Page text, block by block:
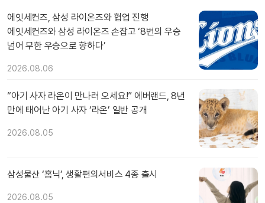
에잇세컨즈, 삼성 라이온즈와 협업 진행
에잇세컨즈와 삼성 라이온즈 손잡고 ‘8번의 우승
넘어 무한 우승으로 향하다’
2026.08.06
“아기 사자 라온이 만나러 오세요!” 에버랜드, 8년
만에 태어난 아기 사자 ‘라온’ 일반 공개
2026.08.05
삼성물산 ‘홈닉’, 생활편의서비스 4종 출시
2026.08.05